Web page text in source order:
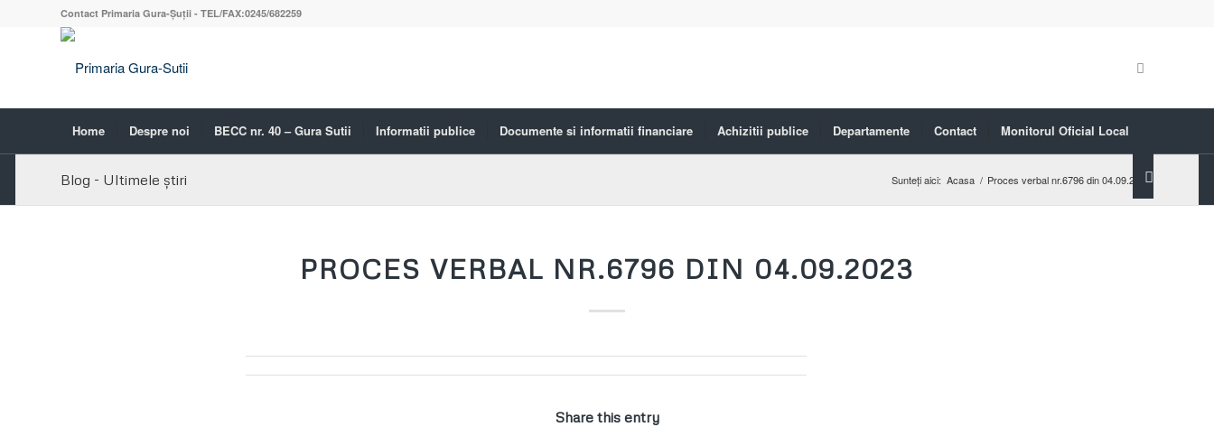
Contact Primaria Gura-Șuții - TEL/FAX:0245/682259
Home Despre noi BECC nr. 40 – Gura Sutii Informatii publice Documente si informatii financiare Achizitii publice Departamente Contact Monitorul Oficial Local
Blog - Ultimele știri Sunteți aici: Acasa / Proces verbal nr.6796 din 04.09.2023
PROCES VERBAL NR.6796 DIN 04.09.2023
Share this entry